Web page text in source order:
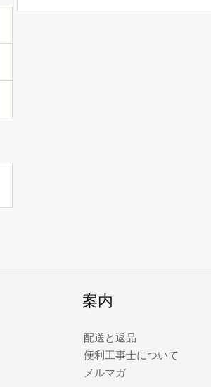
案内
配送と返品
便利工事士について
メルマガ